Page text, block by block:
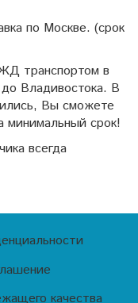
по Москве. (срок
транспортом в
до Владивостока. В
Вы сможете
минимальный срок!
всегда
качества